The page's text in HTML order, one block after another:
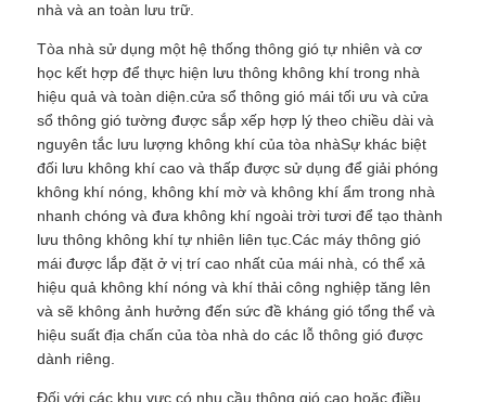
nhà và an toàn lưu trữ.
Tòa nhà sử dụng một hệ thống thông gió tự nhiên và cơ
học kết hợp để thực hiện lưu thông không khí trong nhà
hiệu quả và toàn diện.cửa sổ thông gió mái tối ưu và cửa
sổ thông gió tường được sắp xếp hợp lý theo chiều dài và
nguyên tắc lưu lượng không khí của tòa nhàSự khác biệt
đối lưu không khí cao và thấp được sử dụng để giải phóng
không khí nóng, không khí mờ và không khí ẩm trong nhà
nhanh chóng và đưa không khí ngoài trời tươi để tạo thành
lưu thông không khí tự nhiên liên tục.Các máy thông gió
mái được lắp đặt ở vị trí cao nhất của mái nhà, có thể xả
hiệu quả không khí nóng và khí thải công nghiệp tăng lên
và sẽ không ảnh hưởng đến sức đề kháng gió tổng thể và
hiệu suất địa chấn của tòa nhà do các lỗ thông gió được
dành riêng.
Đối với các khu vực có nhu cầu thông gió cao hoặc điều